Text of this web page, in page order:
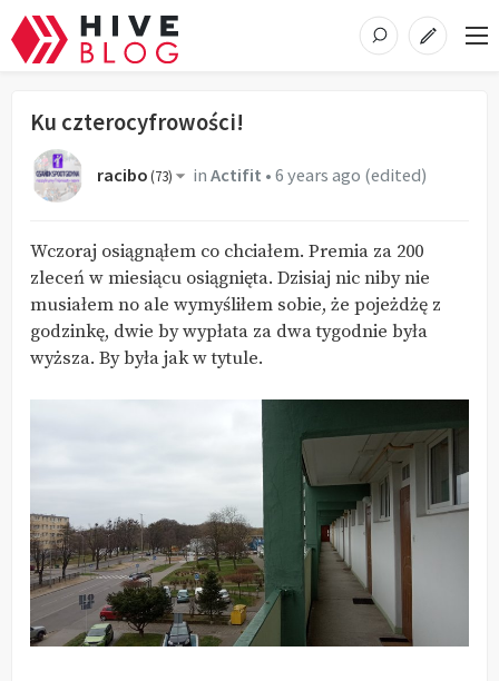
Ku czterocyfrowości!
racibo(73) inActifit •6 years ago (edited)
Wczoraj osiągnąłem co chciałem. Premia za 200
zleceń w miesiącu osiągnięta. Dzisiaj nic niby nie
musiałem no ale wymyśliłem sobie, że pojeżdżę z
godzinkę, dwie by wypłata za dwa tygodnie była
wyższa. By była jak w tytule.